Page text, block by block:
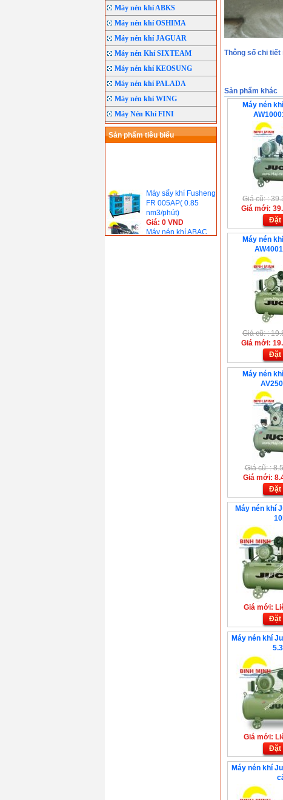
Máy nén khí ABKS
Máy nén khí OSHIMA
Máy nén khí JAGUAR
Máy nén Khí SIXTEAM
Máy nén khí KEOSUNG
Máy nén khí PALADA
Máy nén khí WING
Máy Nén Khí FINI
Sản phẩm tiêu biểu
FR 005AP( 0.85
nm3/phút)
Giá: 0 VND
Máy nén khí ABAC
POSITION OL200(
Thông số chi tiết
Sản phẩm khác
Máy nén
Giá cũ: :
Giá mới:
Đặt
Máy nén
Giá cũ: :
Giá mới:
Đặt
Máy nén
Giá cũ: :
Giá mới:
Đặt
Máy nén khí
Giá mới:
Đặt
Máy nén khí
Giá mới:
Đặt
Máy nén khí